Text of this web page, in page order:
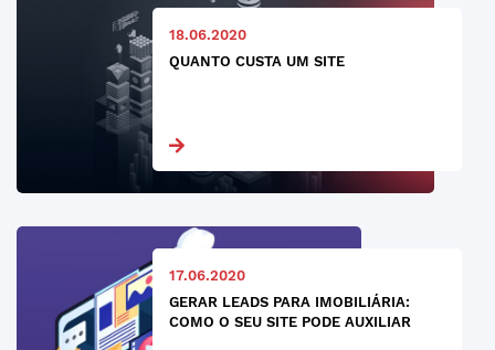
18.06.2020
QUANTO CUSTA UM SITE
17.06.2020
GERAR LEADS PARA IMOBILIÁRIA:
COMO O SEU SITE PODE AUXILIAR